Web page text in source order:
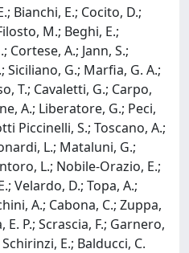
Bianchi, E.; Cocito, D.;
M.; Beghi, E.;
Cortese, A.; Jann, S.;
Siciliano, G.; Marfia, G. A.;
T.; Cavaletti, G.; Carpo,
A.; Liberatore, G.; Peci,
Piccinelli, S.; Toscano, A.;
L.; Mataluni, G.;
L.; Nobile-Orazio, E.;
Velardo, D.; Topa, A.;
A.; Cabona, C.; Zuppa,
P.; Scrascia, F.; Garnero,
E.; Balducci, C.